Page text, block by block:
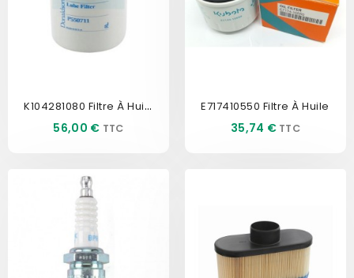
K104281080 Filtre À Huile...
Prix
56,00 €
E717410550 Filtre À Huile
Prix
35,74 €